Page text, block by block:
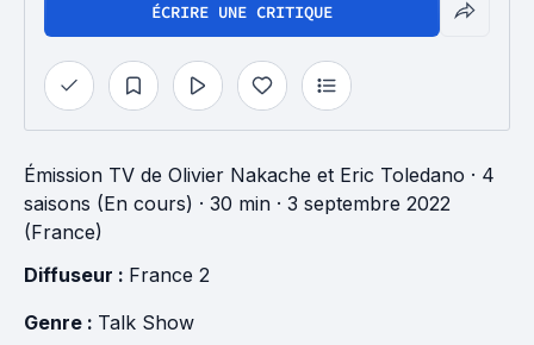
ÉCRIRE UNE CRITIQUE
Émission TV de Olivier Nakache et Eric Toledano · 4
saisons (En cours) · 30 min · 3 septembre 2022
(France)
Diffuseur : France 2
Genre : Talk Show